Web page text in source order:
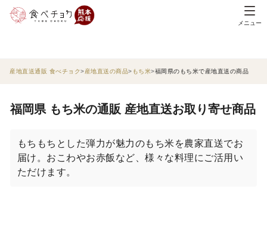
メニュー
産地直送通販 食べチョク 産地直送の商品 もち米 福岡県のもち米で産地直送の商品
福岡県 もち米の通販 産地直送お取り寄せ商品
もちもちとした弾力が魅力のもち米を農家直送でお
届け。おこわやお赤飯など、様々な料理にご活用い
ただけます。